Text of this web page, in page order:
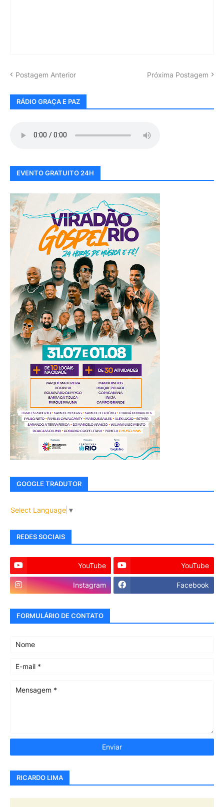
Postagem Anterior Próxima Postagem
RÁDIO GRAÇA E PAZ
EVENTO GRATUITO 24H
GOOGLE TRADUTOR
Select Language ▼
REDES SOCIAIS
YouTube YouTube
Instagram Facebook
FORMULÁRIO DE CONTATO
RICARDO LIMA